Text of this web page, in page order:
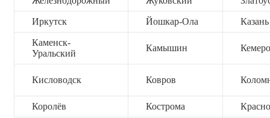
Иркутск Йошкар-Ола Казань
Каменск-
Уральский
Камышин
Кисловодск Ковров
Королёв Кострома